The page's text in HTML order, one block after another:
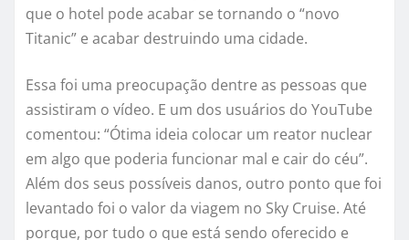
que o hotel pode acabar se tornando o “novo
Titanic” e acabar destruindo uma cidade.
Essa foi uma preocupação dentre as pessoas que
assistiram o vídeo. E um dos usuários do YouTube
comentou: “Ótima ideia colocar um reator nuclear
em algo que poderia funcionar mal e cair do céu”.
Além dos seus possíveis danos, outro ponto que foi
levantado foi o valor da viagem no Sky Cruise. Até
porque, por tudo o que está sendo oferecido e